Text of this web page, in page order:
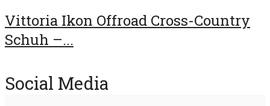
Vittoria Ikon Offroad Cross-Country
Schuh –...
Social Media